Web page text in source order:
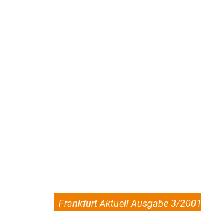
Frankfurt Aktuell Ausgabe 3/2001